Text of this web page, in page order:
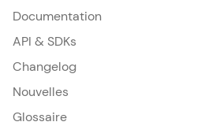
Documentation
API & SDKs
Changelog
Nouvelles
Glossaire